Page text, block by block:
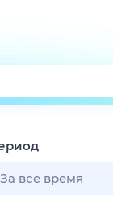
За всё время